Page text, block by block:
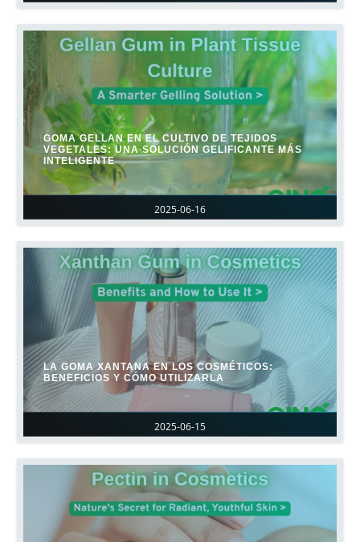
2025-06-16
GOMA GELLAN EN EL CULTIVO DE TEJIDOS
VEGETALES: UNA SOLUCIÓN GELIFICANTE MÁS
INTELIGENTE
2025-06-15
LA GOMA XANTANA EN LOS COSMÉTICOS:
BENEFICIOS Y CÓMO UTILIZARLA